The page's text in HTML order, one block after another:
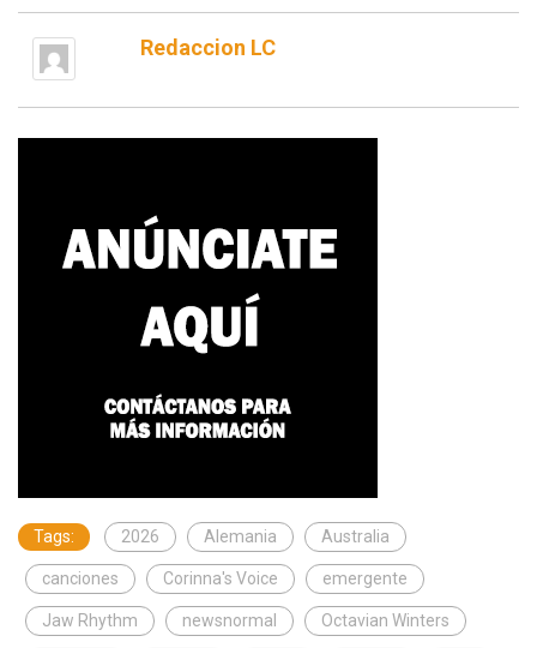
Redaccion LC
Tags: 2026 Alemania Australia
canciones Corinna's Voice emergente
Jaw Rhythm newsnormal Octavian Winters